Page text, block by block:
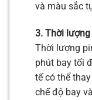
và màu sắc
3. Thời
Thời lượng
phút bay tối
tế có thể
chế độ bay